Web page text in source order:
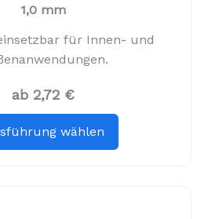
1,0 mm
für Innen- und
ab 2,72 €
wählen